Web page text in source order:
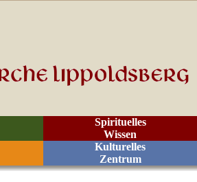
Spirituelles
Wissen
Kulturelles
Zentrum